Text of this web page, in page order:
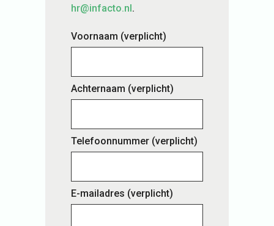
hr@infacto.nl.
Voornaam (verplicht)
Achternaam (verplicht)
Telefoonnummer (verplicht)
E-mailadres (verplicht)